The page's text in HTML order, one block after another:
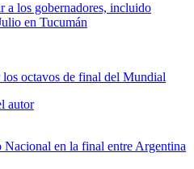
a los gobernadores, incluido
en Tucumán
octavos de final del Mundial
autor
en la final entre Argentina